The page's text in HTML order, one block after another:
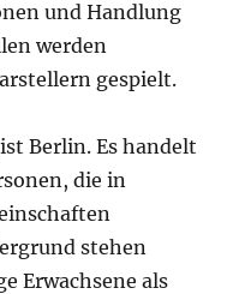
und Handlung
werden
gespielt.
Berlin. Es handelt
die in
stehen
Erwachsene als